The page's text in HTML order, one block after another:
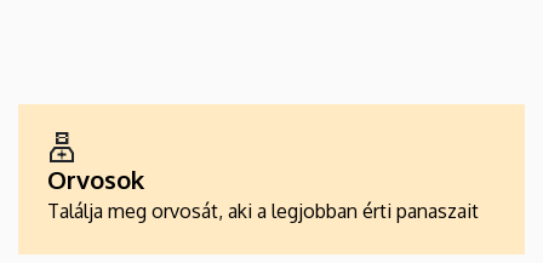
SZOLGÁLTATÁSKERESŐK
Orvosok
Találja meg orvosát, aki a legjobban érti panaszait